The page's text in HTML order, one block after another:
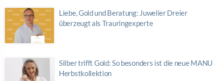
Liebe, Gold und Beratung: Juwelier Dreier
überzeugt als Trauringexperte
Silber trifft Gold: So besonders ist die neue MANU
Herbstkollektion